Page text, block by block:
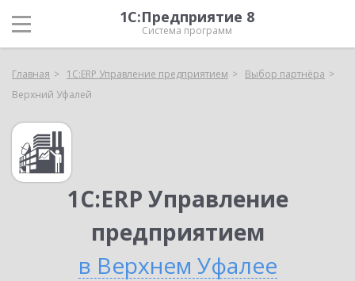
1С:Предприятие 8
Система программ
Главная 1С:ERP Управление предприятием
Выбор партнёра
Верхний Уфалей
1С:ERP Управление
предприятием
в Верхнем Уфалее